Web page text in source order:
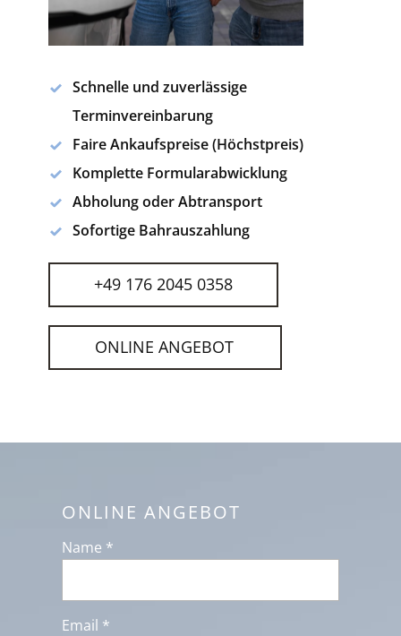
Schnelle und zuverlässige
Terminvereinbarung
Faire Ankaufspreise (Höchstpreis)
Komplette Formularabwicklung
Abholung oder Abtransport
Sofortige Bahrauszahlung
+49 176 2045 0358
ONLINE ANGEBOT
ONLINE ANGEBOT
Name *
Email *